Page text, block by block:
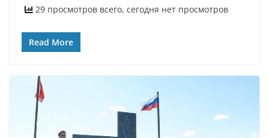
29 просмотров всего, сегодня нет просмотров
Read More